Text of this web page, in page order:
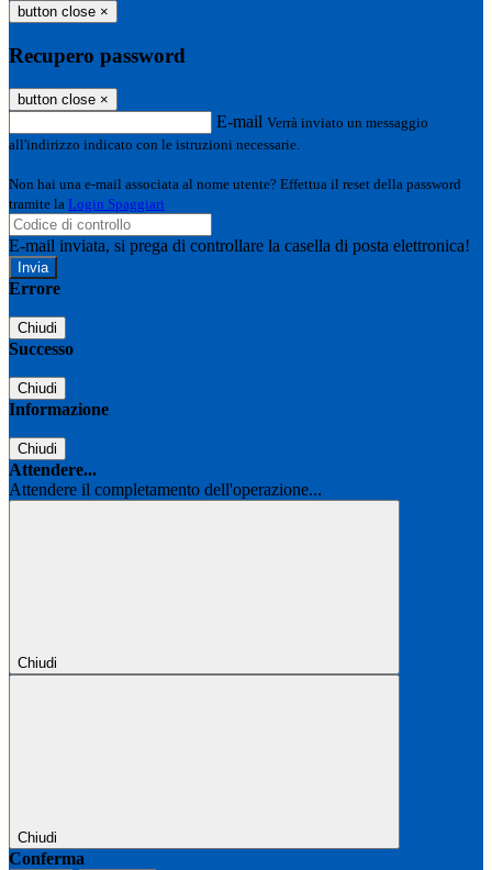
button close ×
Recupero password
button close ×
E-mail Verrà inviato un messaggio
all'indirizzo indicato con le istruzioni necessarie.
Non hai una e-mail associata al nome utente? Effettua il reset della password
tramite la Login Spaggiari
E-mail inviata, si prega di controllare la casella di posta elettronica!
Errore
Chiudi
Successo
Chiudi
Informazione
Chiudi
Attendere...
Attendere il completamento dell'operazione...
Chiudi
Chiudi
Conferma